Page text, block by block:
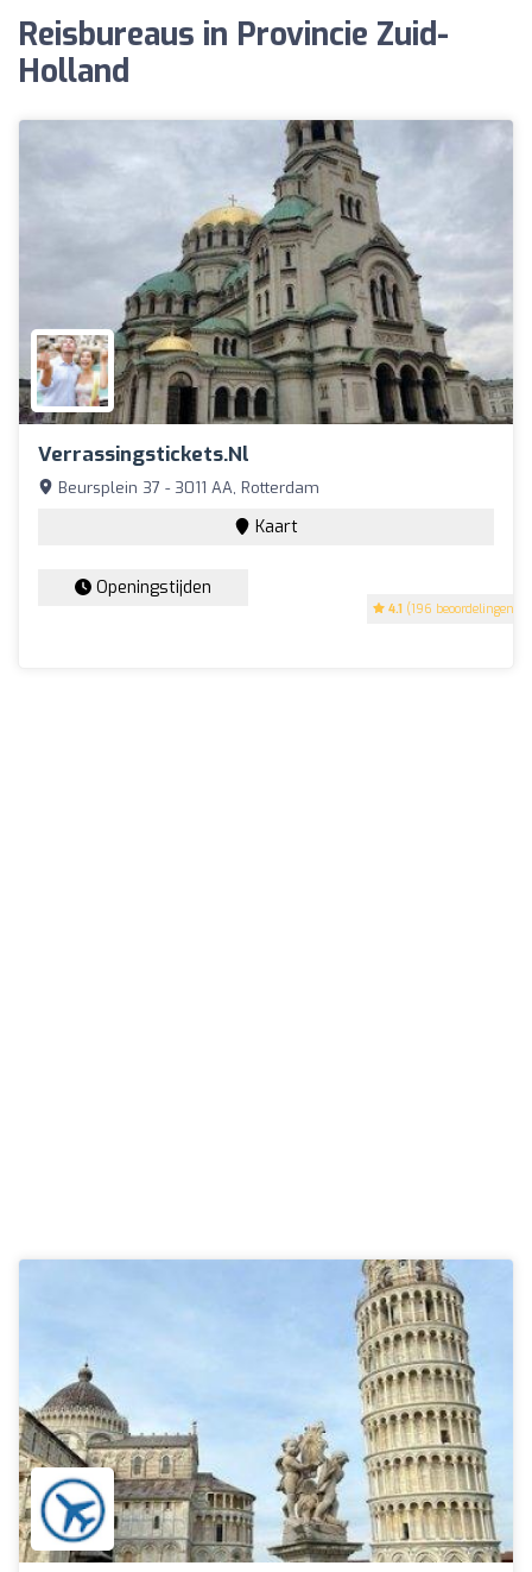
Reisbureaus in Provincie Zuid-
Holland
Verrassingstickets.nl
4.1 (196 beoordelingen)
Beursplein 37 - 3011 AA, Rotterdam
Kaart
Openingstijden